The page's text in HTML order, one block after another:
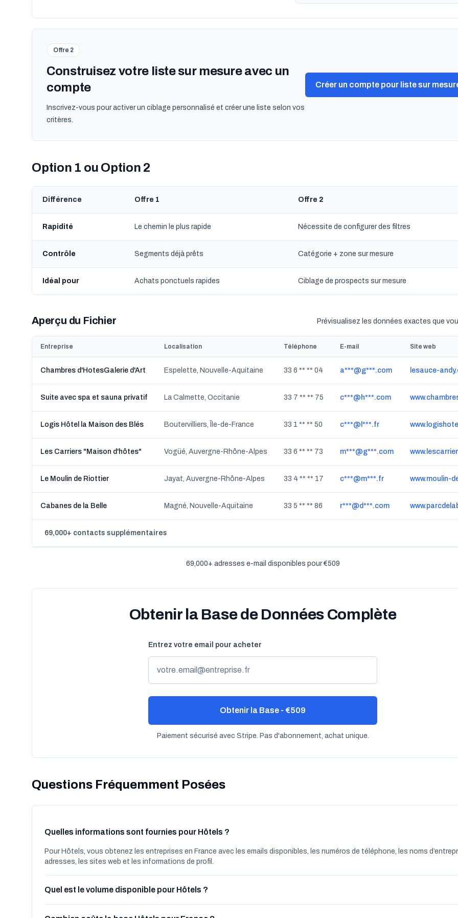
Offre 2
Construisez votre liste sur mesure avec un
compte
Inscrivez-vous pour activer un ciblage personnalisé et créer une liste selon vos
critères.
Créer un compte pour liste sur
Option 1 ou Option 2
Différence Offre 1 Offre 2
Rapidité Le chemin le plus rapide Nécessite de configurer des filtres
Contrôle Segments déjà prêts Catégorie + zone sur mesure
Idéal pour Achats ponctuels rapides Ciblage de prospects sur mesure
Aperçu du Fichier Prévisualisez les données exactes que
Entreprise Localisation Téléphone E-mail Site web
Chambres d'HotesGalerie d'Art Espelette, Nouvelle-Aquitaine 33 6 ** ** 04 a***@g***.com
Suite avec spa et sauna privatif La Calmette, Occitanie 33 7 ** ** 75 c***@h***.com
Logis Hôtel la Maison des Blés Boutervilliers, Île-de-France 33 1 ** ** 50 c***@l***.fr
Les Carriers "Maison d'hôtes" Vogüé, Auvergne-Rhône-Alpes 33 6 ** ** 73 m***@g***.com
Le Moulin de Riottier Jayat, Auvergne-Rhône-Alpes 33 4 ** ** 17 c***@m***.fr www.moulin-
Cabanes de la Belle Magné, Nouvelle-Aquitaine 33 5 ** ** 86 r***@d***.com
69,000+ contacts supplémentaires
69,000+ adresses e-mail disponibles pour €509
Obtenir la Base de Données Complète
Entrez votre email pour acheter
Obtenir la Base - €509
Paiement sécurisé avec Stripe. Pas d'abonnement, achat unique.
Questions Fréquemment Posées
Quelles informations sont fournies pour Hôtels ?
Pour Hôtels, vous obtenez les entreprises en France avec les emails disponibles, les numéros de téléphone, les noms
adresses, les sites web et les informations de profil.
Quel est le volume disponible pour Hôtels ?